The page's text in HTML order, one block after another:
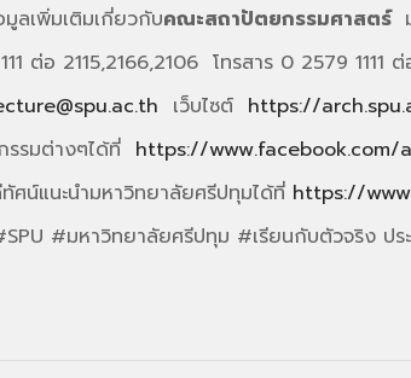
ลเพิ่มเติมเกี่ยวกับคณะสถาปัตยกรรมศาสตร์
ต่อ 2115,2166,2106 โทรสาร 0 2579 1111
เว็บไซต์ https://
รมต่างๆได้ที่ https://www.facebook.com/
ศน์แนะนำมหาวิทยาลัยศรีปทุมได้ที่ https://
#มหาวิทยาลัยศรีปทุม #เรียนกับตัวจริง ป